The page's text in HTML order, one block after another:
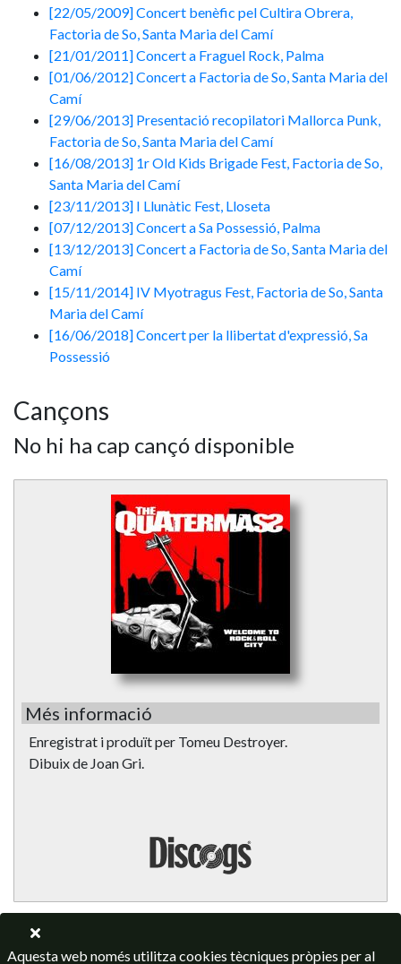
[22/05/2009] Concert benèfic pel Cultira Obrera,
Factoria de So, Santa Maria del Camí
[21/01/2011] Concert a Fraguel Rock, Palma
[01/06/2012] Concert a Factoria de So, Santa Maria del
Camí
[29/06/2013] Presentació recopilatori Mallorca Punk,
Factoria de So, Santa Maria del Camí
[16/08/2013] 1r Old Kids Brigade Fest, Factoria de So,
Santa Maria del Camí
[23/11/2013] I Llunàtic Fest, Lloseta
[07/12/2013] Concert a Sa Possessió, Palma
[13/12/2013] Concert a Factoria de So, Santa Maria del
Camí
[15/11/2014] IV Myotragus Fest, Factoria de So, Santa
Maria del Camí
[16/06/2018] Concert per la llibertat d'expressió, Sa
Possessió
Cançons
No hi ha cap cançó disponible
Més informació
Enregistrat i produït per Tomeu Destroyer.
Dibuix de Joan Gri.
Aquesta web només utilitza cookies tècniques pròpies per al